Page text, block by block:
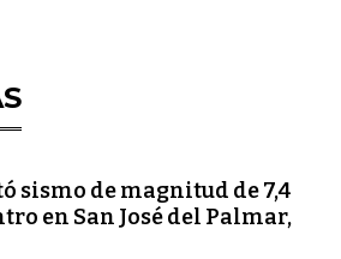
sismo de magnitud de 7,4
en San José del Palmar,